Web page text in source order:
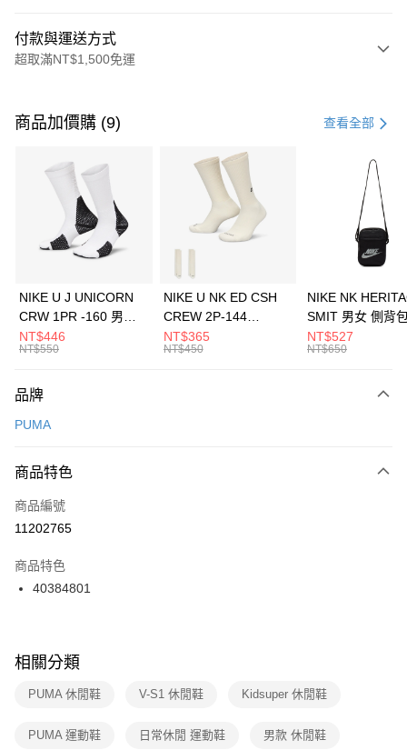
付款與運送方式
超取滿NT$1,500免運
信用卡一次付款
3 期 0 利率 每期 21家銀行
合作金庫商業銀行
第一商業銀行
華南商業銀行
彰化商業銀行
上海商業儲蓄銀行
元大商業銀行
台灣樂天信用卡公司
Apple Pay
全盈+PAY
AFTEE先享後付
【關於「AFTEE先享後付」】
便利好安心！
３．安心：先確認商品／服務後，再付款。
【「AFTEE先享後付」結帳流程】
１．於結帳方式選擇「AFTEE先享後付」後，將跳轉至「AFTEE先享後付」
２．訂單成立數日內，您將收到繳費通知簡訊。
３．收到繳費通知簡訊後14天內，點擊此簡訊中的連結，可透過四大超商／
ATM／網路銀行／等多元方式進行付款，方視為交易完成。
※ 交易是否成功請以「AFTEE先享後付 」之結帳頁面顯示為準，若有關於
是否繳費成功／繳費後需取消欲退款等相關疑問，請聯繫「AFTEE先享後付
客戶支援中心」https://netprotections.freshdesk.com/support/home
１．透過由恩沛科技股份有限公司提供之「AFTEE先享後付」服務完成之交
運送方式
每筆NT$100，滿NT$1,500(含以上)免運費
宅配
每筆NT$100，滿NT$1,500(含以上)免運費
付款後門市自取
每筆NT$100，滿NT$1,500(含以上)免運費
商品加價購 (9) 查看全部
NIKE U J UNICORN
CRW 1PR -160 男女
中統襪 FZ3393100
NT$446
NT$550
NIKE U NK ED CSH
CREW 2P-144
EMBRDY 男女 短統襪
FZ3073133
NT$365
NT$450
NIKE NK
SMIT 男女 側背
BA5871010
NT$527
NT$650
品牌
PUMA
商品特色
商品編號
11202765
商品特色
40384801
相關分類
PUMA 休閒鞋 V-S1 休閒鞋 Kidsuper 休閒鞋
PUMA 運動鞋 日常休閒 運動鞋 男款 休閒鞋